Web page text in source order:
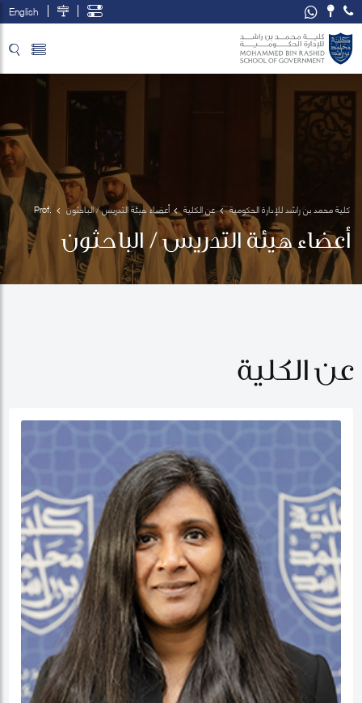
English
كلية محمد بن راشد للإدارة الحكومية عن الكلية أعضاء هيئة التدريس / الباحثون
Prof.
Melodena
Stephens
أعضاء هيئة التدريس / الباحثون
عن الكلية